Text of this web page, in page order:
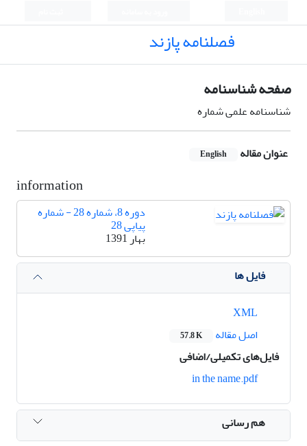
فصلنامه پازند
صفحه شناسنامه
شناسنامه علمی شماره
عنوان مقاله English
information
دوره 8، شماره 28 - شماره
پیاپی 28
بهار 1391
فایل ها
اصل مقاله
57.8 K
فایل‌های تکمیلی/اضافی
in the name.pdf
هم رسانی